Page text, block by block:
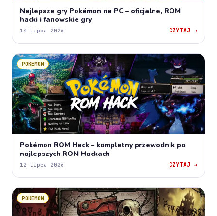
Najlepsze gry Pokémon na PC – oficjalne, ROM
hacki i fanowskie gry
14 lipca 2026 CZYTAJ →
POKEMON
Pokémon ROM Hack – kompletny przewodnik po
najlepszych ROM Hackach
12 lipca 2026 CZYTAJ →
POKEMON